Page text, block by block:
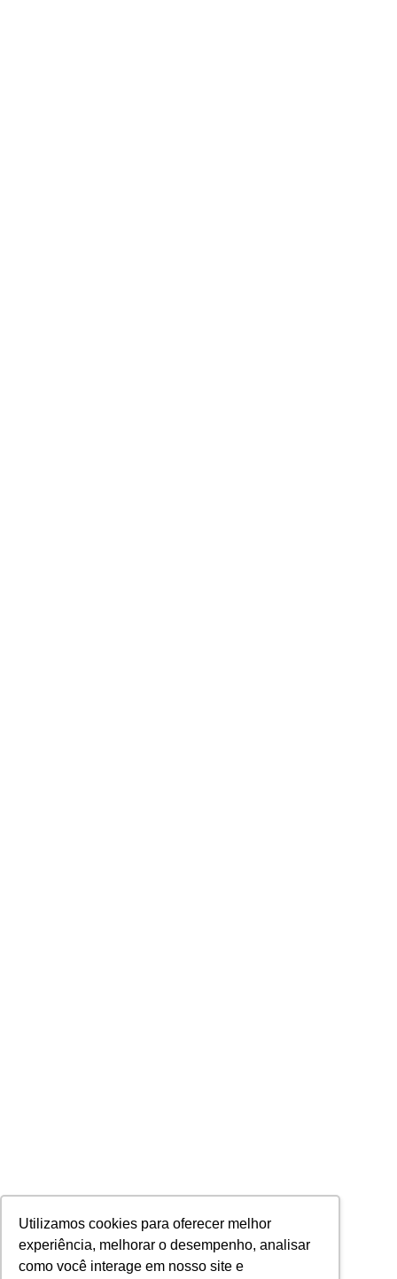
Utilizamos cookies para oferecer melhor
experiência, melhorar o desempenho, analisar
como você interage em nosso site e